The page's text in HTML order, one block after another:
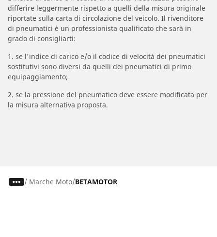
differire leggermente rispetto a quelli della misura originale
riportate sulla carta di circolazione del veicolo. Il rivenditore
di pneumatici è un professionista qualificato che sarà in
grado di consigliarti:
1. se l'indice di carico e/o il codice di velocità dei pneumatici
sostitutivi sono diversi da quelli dei pneumatici di primo
equipaggiamento;
2. se la pressione del pneumatico deve essere modificata per
la misura alternativa proposta.
/ Marche Moto BETAMOTOR